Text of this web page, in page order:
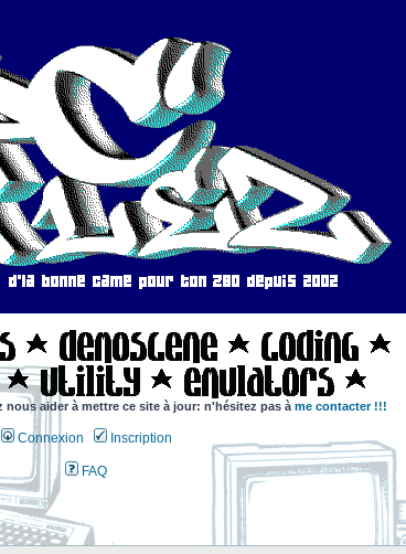
aider à mettre ce site à jour: n'hésitez pas à me contacter !!!
Connexion Inscription
FAQ